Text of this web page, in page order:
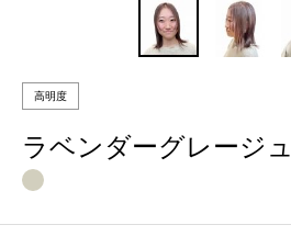
高明度
ラベンダーグレージュ